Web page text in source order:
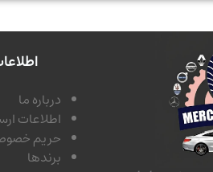
درباره ما
اطلاعات
حریم
برندها